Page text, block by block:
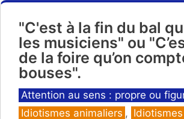
"C'est à la fin du bal
les musiciens" ou
de la foire qu’on
bouses".
Catégories
Attention au sens : propre ou
Idiotismes animaliers ,